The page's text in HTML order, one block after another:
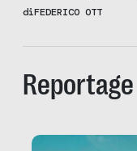
diFEDERICO OTT
Reportage